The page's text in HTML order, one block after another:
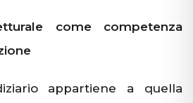
come competenza
appartiene a quella